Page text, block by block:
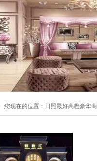
您现在的位置： 日照最好高档豪华